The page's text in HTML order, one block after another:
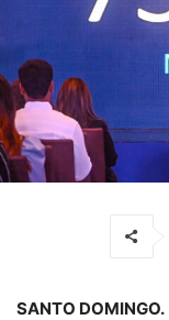
SANTO DOMINGO.